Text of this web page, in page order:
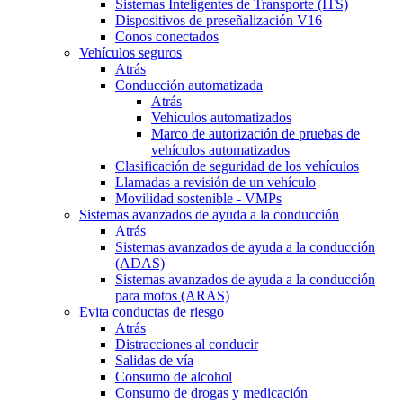
Sistemas Inteligentes de Transporte (ITS)
Dispositivos de preseñalización V16
Conos conectados
Vehículos seguros
Atrás
Conducción automatizada
Atrás
Vehículos automatizados
Marco de autorización de pruebas de
vehículos automatizados
Clasificación de seguridad de los vehículos
Llamadas a revisión de un vehículo
Movilidad sostenible - VMPs
Sistemas avanzados de ayuda a la conducción
Atrás
Sistemas avanzados de ayuda a la conducción
(ADAS)
Sistemas avanzados de ayuda a la conducción
para motos (ARAS)
Evita conductas de riesgo
Atrás
Distracciones al conducir
Salidas de vía
Consumo de alcohol
Consumo de drogas y medicación